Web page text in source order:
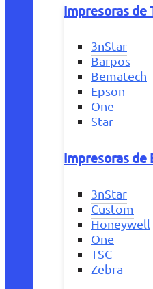
Impresoras de
3nStar
Barpos
Bematech
Epson
One
Star
Impresoras de
3nStar
Custom
Honeywell
One
TSC
Zebra